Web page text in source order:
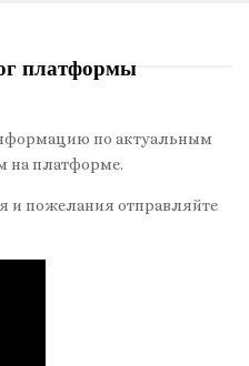
платформы
по актуальным
на платформе.
пожелания отправляйте